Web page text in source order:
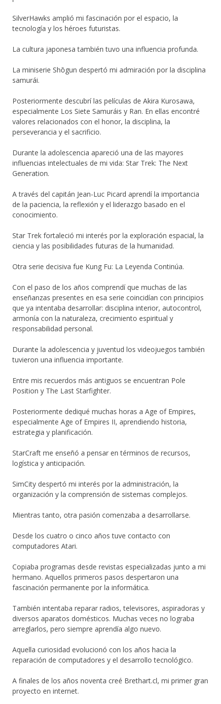
SilverHawks amplió mi fascinación por el espacio, la
tecnología y los héroes futuristas.
La cultura japonesa también tuvo una influencia profunda.
La miniserie Shōgun despertó mi admiración por la disciplina
samurái.
Posteriormente descubrí las películas de Akira Kurosawa,
especialmente Los Siete Samuráis y Ran. En ellas encontré
valores relacionados con el honor, la disciplina, la
perseverancia y el sacrificio.
Durante la adolescencia apareció una de las mayores
influencias intelectuales de mi vida: Star Trek: The Next
Generation.
A través del capitán Jean-Luc Picard aprendí la importancia
de la paciencia, la reflexión y el liderazgo basado en el
conocimiento.
Star Trek fortaleció mi interés por la exploración espacial, la
ciencia y las posibilidades futuras de la humanidad.
Otra serie decisiva fue Kung Fu: La Leyenda Continúa.
Con el paso de los años comprendí que muchas de las
enseñanzas presentes en esa serie coincidían con principios
que ya intentaba desarrollar: disciplina interior, autocontrol,
armonía con la naturaleza, crecimiento espiritual y
responsabilidad personal.
Durante la adolescencia y juventud los videojuegos también
tuvieron una influencia importante.
Entre mis recuerdos más antiguos se encuentran Pole
Position y The Last Starfighter.
Posteriormente dediqué muchas horas a Age of Empires,
especialmente Age of Empires II, aprendiendo historia,
estrategia y planificación.
StarCraft me enseñó a pensar en términos de recursos,
logística y anticipación.
SimCity despertó mi interés por la administración, la
organización y la comprensión de sistemas complejos.
Mientras tanto, otra pasión comenzaba a desarrollarse.
Desde los cuatro o cinco años tuve contacto con
computadores Atari.
Copiaba programas desde revistas especializadas junto a mi
hermano. Aquellos primeros pasos despertaron una
fascinación permanente por la informática.
También intentaba reparar radios, televisores, aspiradoras y
diversos aparatos domésticos. Muchas veces no lograba
arreglarlos, pero siempre aprendía algo nuevo.
Aquella curiosidad evolucionó con los años hacia la
reparación de computadores y el desarrollo tecnológico.
A finales de los años noventa creé Brethart.cl, mi primer gran
proyecto en internet.